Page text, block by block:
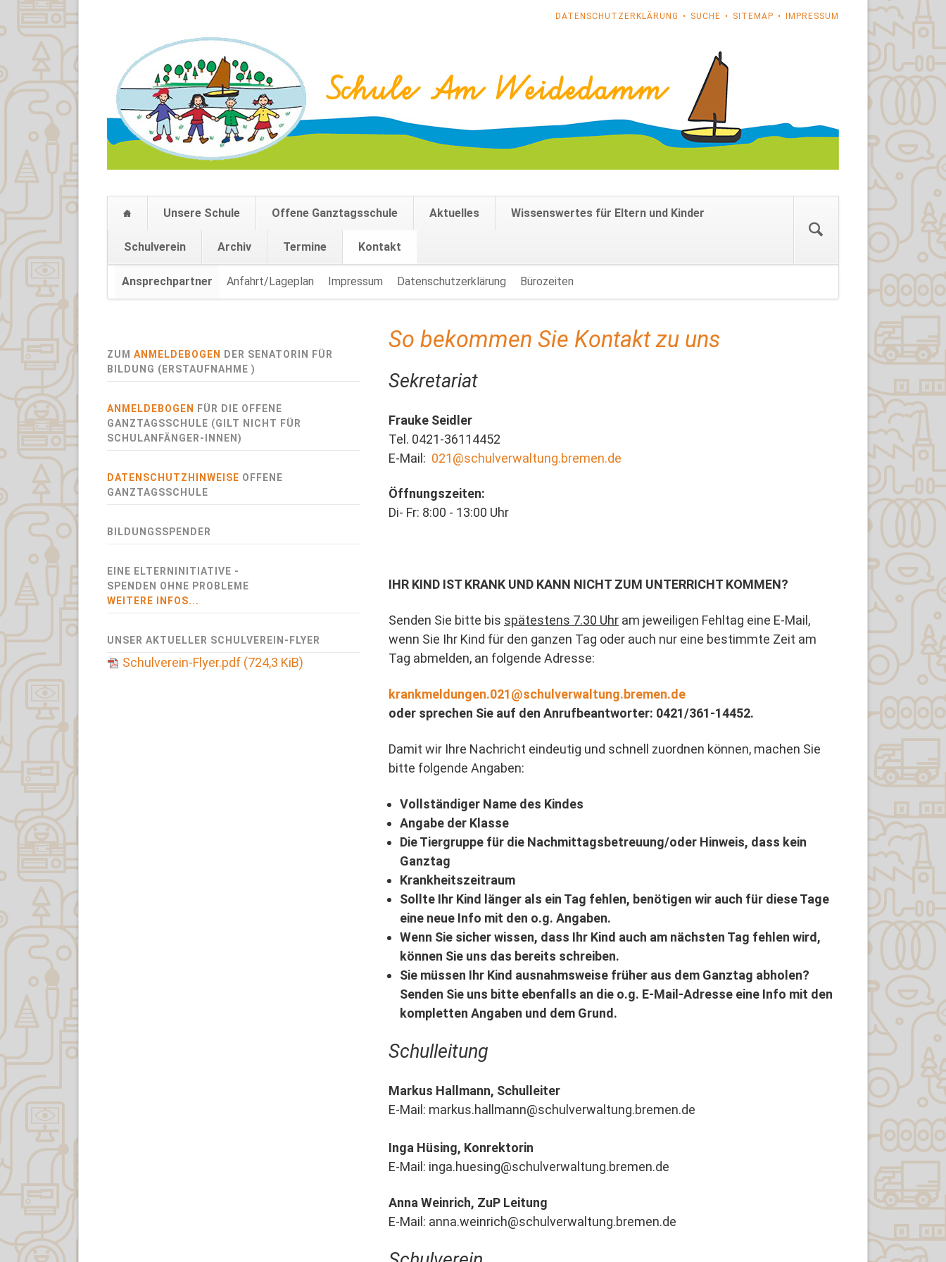
NAVIGATION
DATENSCHUTZERKLÄRUNG SUCHE SITEMAP IMPRESSUM
Unsere Schule Offene Ganztagsschule Aktuelles Wissenswertes für Eltern und Kinder
Schulverein Archiv Termine Kontakt
überspringen
überspringen
Ansprechpartner Anfahrt/Lageplan Impressum Datenschutzerklärung Bürozeiten
So bekommen Sie Kontakt zu uns
Sekretariat
Frauke Seidler
Tel. 0421-36114452
E-Mail: 021@schulverwaltung.bremen.de
Öffnungszeiten:
Di- Fr: 8:00 - 13:00 Uhr
IHR KIND IST KRANK UND KANN NICHT ZUM UNTERRICHT KOMMEN?
Senden Sie bitte bis spätestens 7.30 Uhr am jeweiligen Fehltag eine E-Mail,
wenn Sie Ihr Kind für den ganzen Tag oder auch nur eine bestimmte Zeit am
Tag abmelden, an folgende Adresse:
krankmeldungen.021@schulverwaltung.bremen.de
oder sprechen Sie auf den Anrufbeantworter: 0421/361-14452.
Damit wir Ihre Nachricht eindeutig und schnell zuordnen können, machen Sie
bitte folgende Angaben:
Vollständiger Name des Kindes
Angabe der Klasse
Die Tiergruppe für die Nachmittagsbetreuung/oder Hinweis, dass kein
Ganztag
Krankheitszeitraum
Sollte Ihr Kind länger als ein Tag fehlen, benötigen wir auch für diese Tage
eine neue Info mit den o.g. Angaben.
Wenn Sie sicher wissen, dass Ihr Kind auch am nächsten Tag fehlen wird,
können Sie uns das bereits schreiben.
Sie müssen Ihr Kind ausnahmsweise früher aus dem Ganztag abholen?
Senden Sie uns bitte ebenfalls an die o.g. E-Mail-Adresse eine Info mit den
kompletten Angaben und dem Grund.
Schulleitung
Markus Hallmann, Schulleiter
E-Mail: markus.hallmann@schulverwaltung.bremen.de
Inga Hüsing, Konrektorin
E-Mail: inga.huesing@schulverwaltung.bremen.de
Anna Weinrich, ZuP Leitung
E-Mail: anna.weinrich@schulverwaltung.bremen.de
ZUMANMELDEBOGEN
DER SENATORIN FÜR
BILDUNG (ERSTAUFNAHME )
ANMELDEBOGEN
FÜR DIE OFFENE
GANZTAGSSCHULE (GILT NICHT FÜR
SCHULANFÄNGER-INNEN)
DATENSCHUTZHINWEISE OFFENE
GANZTAGSSCHULE
BILDUNGSSPENDER
EINE ELTERNINITIATIVE -
SPENDEN OHNE PROBLEME
WEITERE INFOS...
UNSER AKTUELLER SCHULVEREIN-FLYER
Schulverein-Flyer.pdf (724,3 KiB)